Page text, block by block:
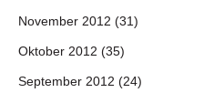
November 2012 (31)
Oktober 2012 (35)
September 2012 (24)